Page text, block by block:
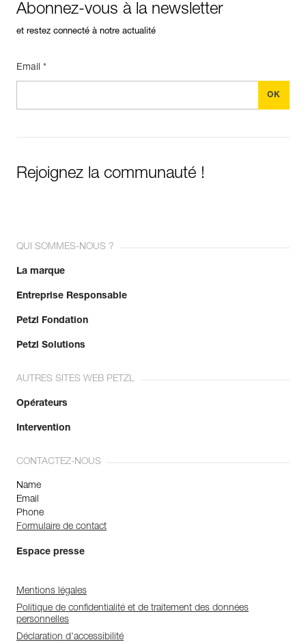
Abonnez-vous à la newsletter
et restez connecté à notre actualité
Email *
Rejoignez la communauté !
QUI SOMMES-NOUS ?
La marque
Entreprise Responsable
Petzl Fondation
Petzl Solutions
AUTRES SITES WEB PETZL
Opérateurs
Intervention
CONTACTEZ-NOUS
Name
Email
Phone
Formulaire de contact
Espace presse
Mentions légales
Politique de confidentialité et de traitement des données
personnelles
Déclaration d'accessibilité